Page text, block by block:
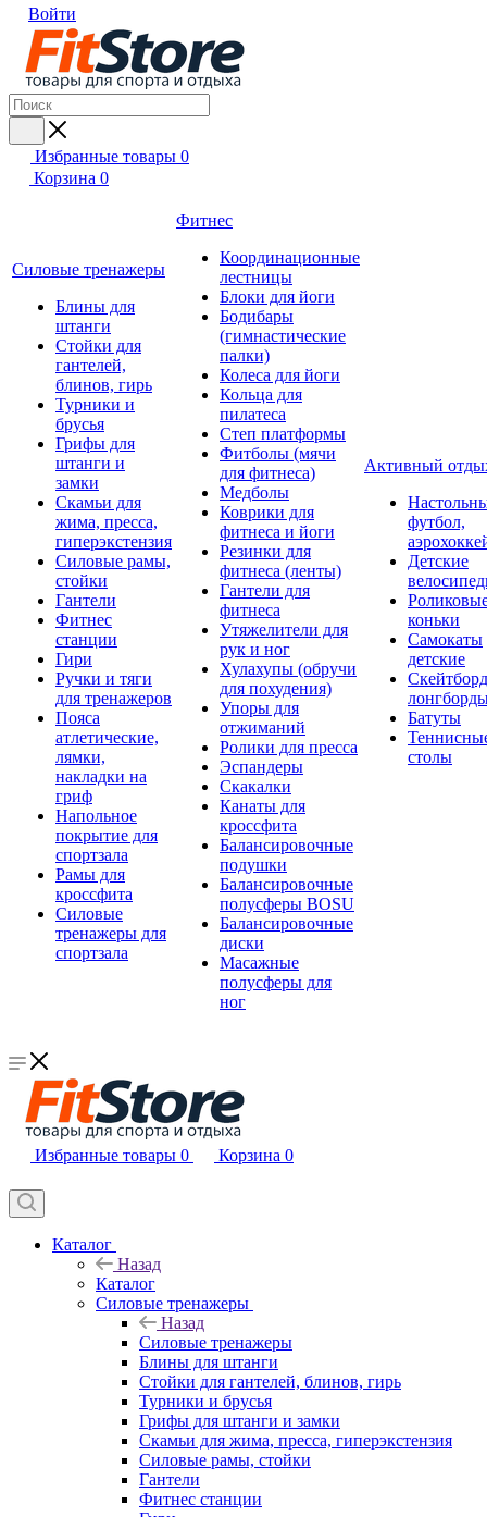
Войти
Избранные товары 0
Корзина 0
Силовые тренажеры
Блины для
штанги
Стойки для
гантелей,
блинов, гирь
Турники и
брусья
Грифы для
штанги и
замки
Скамьи для
жима, пресса,
гиперэкстензия
Силовые рамы,
стойки
Гантели
Фитнес
станции
Гири
Ручки и тяги
для тренажеров
Пояса
атлетические,
лямки,
накладки на
гриф
Напольное
покрытие для
спортзала
Рамы для
кроссфита
Силовые
тренажеры для
спортзала
Фитнес
Координационные
лестницы
Блоки для йоги
Бодибары
(гимнастические
палки)
Колеса для йоги
Кольца для
пилатеса
Степ платформы
Фитболы (мячи
для фитнеса)
Медболы
Коврики для
фитнеса и йоги
Резинки для
фитнеса (ленты)
Гантели для
фитнеса
Утяжелители для
рук и ног
Хулахупы (обручи
для похудения)
Упоры для
отжиманий
Ролики для пресса
Эспандеры
Скакалки
Канаты для
кроссфита
Балансировочные
подушки
Балансировочные
полусферы BOSU
Балансировочные
диски
Масажные
полусферы для
ног
Активный
футбол,
Детские
коньки
Самокаты
детские
Батуты
столы
Избранные товары 0 Корзина 0
Каталог
Назад
Каталог
Силовые тренажеры
Назад
Силовые тренажеры
Блины для штанги
Стойки для гантелей, блинов, гирь
Турники и брусья
Грифы для штанги и замки
Скамьи для жима, пресса, гиперэкстензия
Силовые рамы, стойки
Гантели
Фитнес станции